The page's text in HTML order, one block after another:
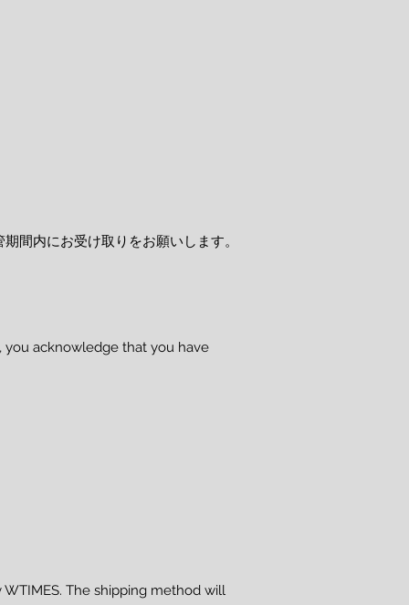
間内にお受け取りをお願いします。
you acknowledge that you have
WTIMES. The shipping method will